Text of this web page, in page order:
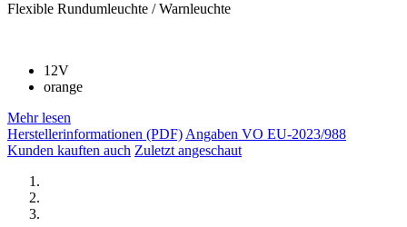
Flexible Rundumleuchte / Warnleuchte
12V
orange
Mehr lesen
Herstellerinformationen (PDF)Angaben VO EU-2023/988
Kunden kauften auch Zuletzt angeschaut